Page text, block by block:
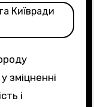
зміцненні
і